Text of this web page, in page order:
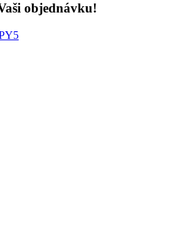
objednávku!